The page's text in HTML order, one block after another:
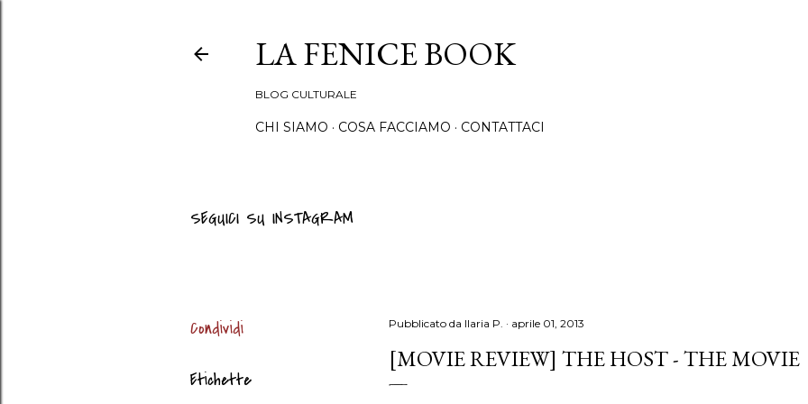
LA FENICE BOOK
BLOG CULTURALE
CHI SIAMO COSA FACCIAMO CONTATTACI
SEGUICI SU INSTAGRAM
Condividi
Etichette
Pubblicato da Ilaria P. aprile 01, 2013
[MOVIE REVIEW] THE HOST - THE MOVIE